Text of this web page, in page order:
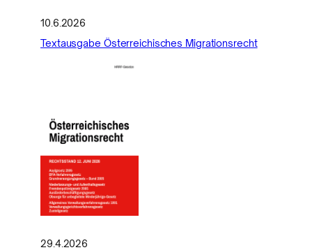
10.6.2026
Textausgabe Österreichisches Migrationsrecht
29.4.2026